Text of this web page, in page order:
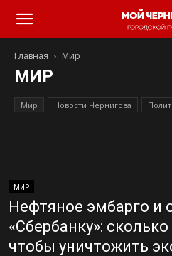
Главная Мир
МИР
Мир Новости Чернигова
МИР
Нефтяное эмбарго и
«Сбербанку»:
чтобы уничтожить